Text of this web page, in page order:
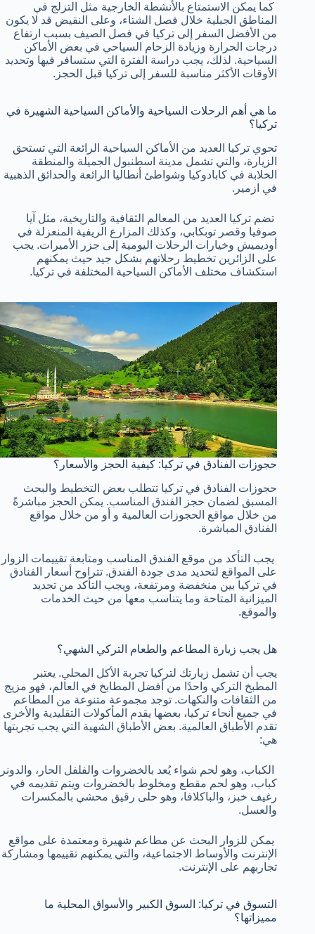
كما يمكن الاستمتاع بالأنشطة الخارجية مثل التزلج في
المناطق الجبلية خلال فصل الشتاء، وعلى النقيض قد لا يكون
من الأفضل السفر إلى تركيا في فصل الصيف بسبب ارتفاع
درجات الحرارة وزيادة الزحام السياحي في بعض الأماكن
السياحية. لذلك، يجب دراسة الفترة التي ستسافر فيها وتحديد
الأوقات الأكثر مناسبة للسفر إلى تركيا قبل الحجز.
ما هي أهم الرحلات السياحية والأماكن السياحية الشهيرة في
تركيا؟
تحوي تركيا العديد من الأماكن السياحية الرائعة التي تستحق
الزيارة، والتي تشمل مدينة اسطنبول الجميلة والمنطقة
الخلابة في كابادوكيا وشواطئ أنطاليا الرائعة والحدائق الذهبية
في ازمير.
تضم تركيا العديد من المعالم الثقافية والتاريخية، مثل آيا
صوفيا وقصر توبكابي، وكذلك المزارع الريفية المنعزلة في
أوديميش وخيارات الرحلات اليومية إلى جزر الأميرات. يجب
على الزائرين تخطيط رحلاتهم بشكل جيد حيث يمكنهم
استكشاف مختلف الأماكن السياحية المختلفة في تركيا.
حجوزات الفنادق في تركيا: كيفية الحجز والأسعار؟
حجوزات الفنادق في تركيا تتطلب بعض التخطيط والبحث
المسبق لضمان حجز الفندق المناسب. يمكن الحجز مباشرةً
من خلال مواقع الحجوزات العالمية و أو من خلال مواقع
الفنادق المباشرة.
يجب التأكد من موقع الفندق المناسب ومتابعة تقييمات الزوار
على المواقع لتحديد مدى جودة الفندق. تتراوح أسعار الفنادق
في تركيا بين منخفضة ومرتفعة، ويجب التأكد من تحديد
الميزانية المتاحة وما يتناسب معها من حيث الخدمات
والموقع.
هل يجب زيارة المطاعم والطعام التركي الشهي؟
يجب أن تشمل زيارتك لتركيا تجربة الأكل المحلي. يعتبر
المطبخ التركي واحدًا من أفضل المطابخ في العالم، فهو مزيج
من الثقافات والنكهات. توجد مجموعة متنوعة من المطاعم
في جميع أنحاء تركيا، بعضها يقدم المأكولات التقليدية والأخرى
تقدم الأطباق العالمية. بعض الأطباق الشهية التي يجب تجربتها
هي:
الكباب، وهو لحم شواء يُعد بالخضروات والفلفل الحار، والدونر
كباب، وهو لحم مقطع ومخلوط بالخضروات ويتم تقديمه في
رغيف خبز، والباكلافا، وهو حلى رقيق محشي بالمكسرات
والعسل.
يمكن للزوار البحث عن مطاعم شهيرة ومعتمدة على مواقع
الإنترنت والأوساط الاجتماعية، والتي يمكنهم تقييمها ومشاركة
تجاربهم على الإنترنت.
مميزاتها؟